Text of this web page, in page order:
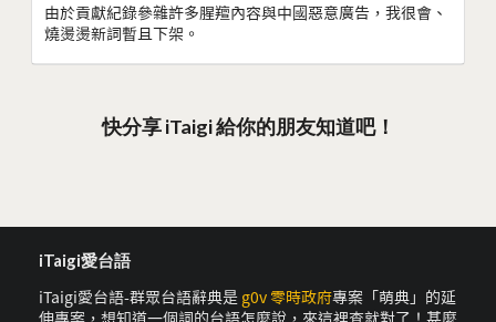
由於貢獻紀錄參雜許多腥羶內容與中國惡意廣告，我很會、
燒燙燙新詞暫且下架。
快分享 iTaigi 給你的朋友知道吧！
iTaigi愛台語
iTaigi愛台語-群眾台語辭典是 g0v 零時政府專案「萌典」的延